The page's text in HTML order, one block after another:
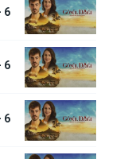
6 - 195
6 - 194
6 - 193